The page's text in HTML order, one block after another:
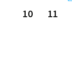
10
11